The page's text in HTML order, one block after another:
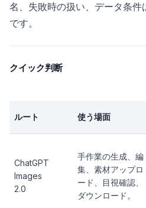
名、失敗時の扱い、データ条
です。
クイック判断
ルート 使う場面
ChatGPT
Images
2.0
手作業の生成、編
集、素材アップロ
ード、目視確認、
ダウンロード。